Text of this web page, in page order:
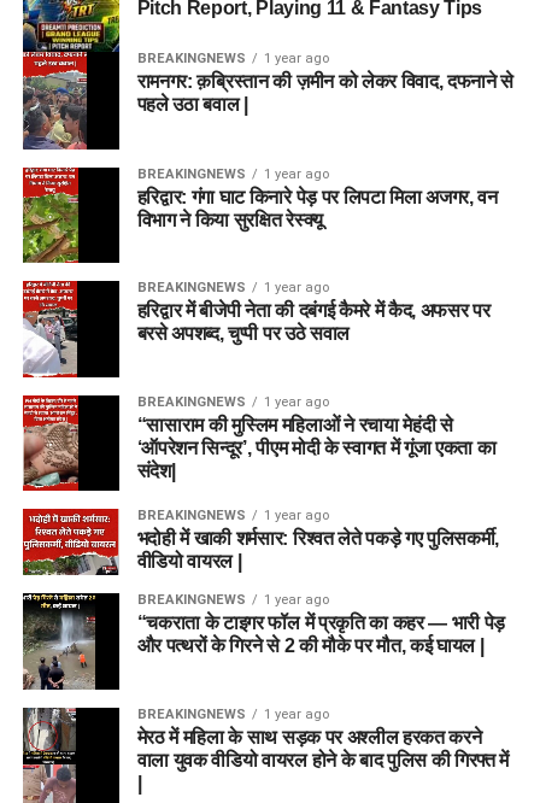
Pitch Report, Playing 11 & Fantasy Tips
BREAKINGNEWS 1 year ago
रामनगर: क़ब्रिस्तान की ज़मीन को लेकर विवाद, दफनाने से
पहले उठा बवाल |
BREAKINGNEWS 1 year ago
हरिद्वार: गंगा घाट किनारे पेड़ पर लिपटा मिला अजगर, वन
विभाग ने किया सुरक्षित रेस्क्यू
BREAKINGNEWS 1 year ago
हरिद्वार में बीजेपी नेता की दबंगई कैमरे में कैद, अफसर पर
बरसे अपशब्द, चुप्पी पर उठे सवाल
BREAKINGNEWS 1 year ago
“सासाराम की मुस्लिम महिलाओं ने रचाया मेहंदी से
‘ऑपरेशन सिन्दूर’, पीएम मोदी के स्वागत में गूंजा एकता का
संदेश|
BREAKINGNEWS 1 year ago
भदोही में खाकी शर्मसार: रिश्वत लेते पकड़े गए पुलिसकर्मी,
वीडियो वायरल |
BREAKINGNEWS 1 year ago
“चकराता के टाइगर फॉल में प्रकृति का कहर — भारी पेड़
और पत्थरों के गिरने से 2 की मौके पर मौत, कई घायल |
BREAKINGNEWS 1 year ago
मेरठ में महिला के साथ सड़क पर अश्लील हरकत करने
वाला युवक वीडियो वायरल होने के बाद पुलिस की गिरफ्त में